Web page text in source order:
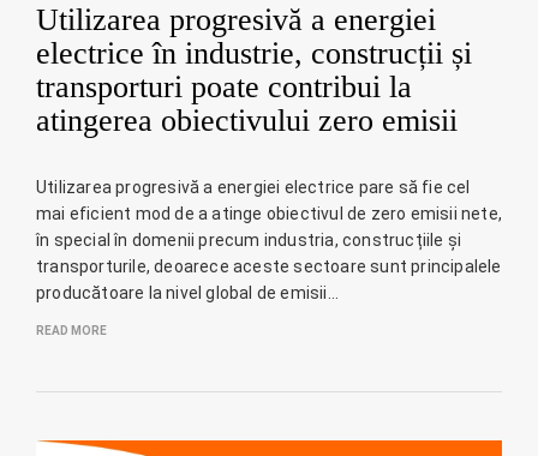
Utilizarea progresivă a energiei
electrice în industrie, construcții și
transporturi poate contribui la
atingerea obiectivului zero emisii
Utilizarea progresivă a energiei electrice pare să fie cel
mai eficient mod de a atinge obiectivul de zero emisii nete,
în special în domenii precum industria, construcțiile și
transporturile, deoarece aceste sectoare sunt principalele
producătoare la nivel global de emisii…
READ MORE